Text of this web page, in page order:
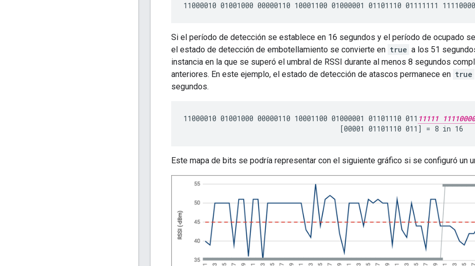
Si el período de detección se establece en 16 segundos y el período de ocupado
el estado de detección de embotellamiento se convierte en true a los 51
instancia en la que se superó el umbral de RSSI durante al menos 8 segundos
anteriores. En este ejemplo, el estado de detección de atascos permanece en true
segundos.
11000010 01001000 00000110 10001100 01000001 01101110 011 11111 11110000
Este mapa de bits se podría representar con el siguiente gráfico si se configuró un